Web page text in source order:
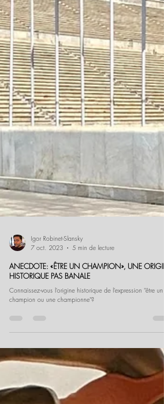
7 oct. 2023
5 min de lecture
ANECDOTE: «ÊTRE UN CHAMPION», UNE
HISTORIQUE PAS BANALE
Connaissez-vous l’origine historique de l’expression "être un